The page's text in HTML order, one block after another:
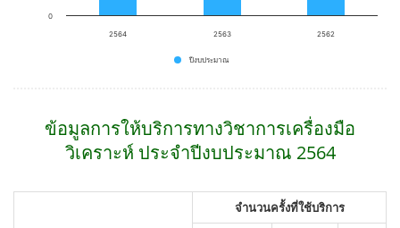
ปีงบประมาณ
2564 2563 2562
0
ข้อมูลการให้บริการทางวิชาการเครื่องมือ
วิเคราะห์ ประจำปีงบประมาณ 2564
จำนวนครั้งที่ใช้บริการ